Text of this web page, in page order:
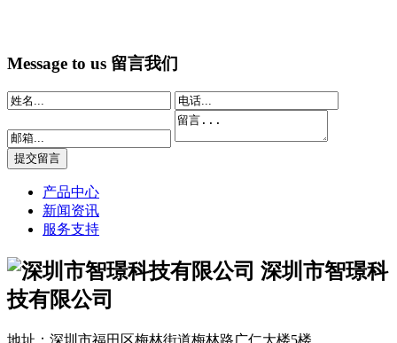
Message to us 留言我们
产品中心
新闻资讯
服务支持
深圳市智璟科
技有限公司
地址：深圳市福田区梅林街道梅林路广仁大楼5楼